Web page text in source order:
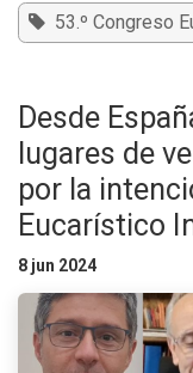
53.º Congreso
Desde
lugares de
por la
Eucarístico
8 jun 2024